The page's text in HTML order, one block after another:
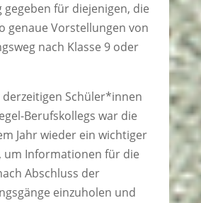
für diejenigen, die
genaue Vorstellungen von
nach Klasse 9 oder
Schüler*innen
Berufskollegs war die
Jahr wieder ein wichtiger
um Informationen für die
Abschluss der
einzuholen und